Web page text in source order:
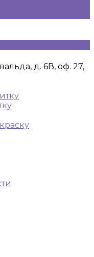
д. 6В, оф. 27,